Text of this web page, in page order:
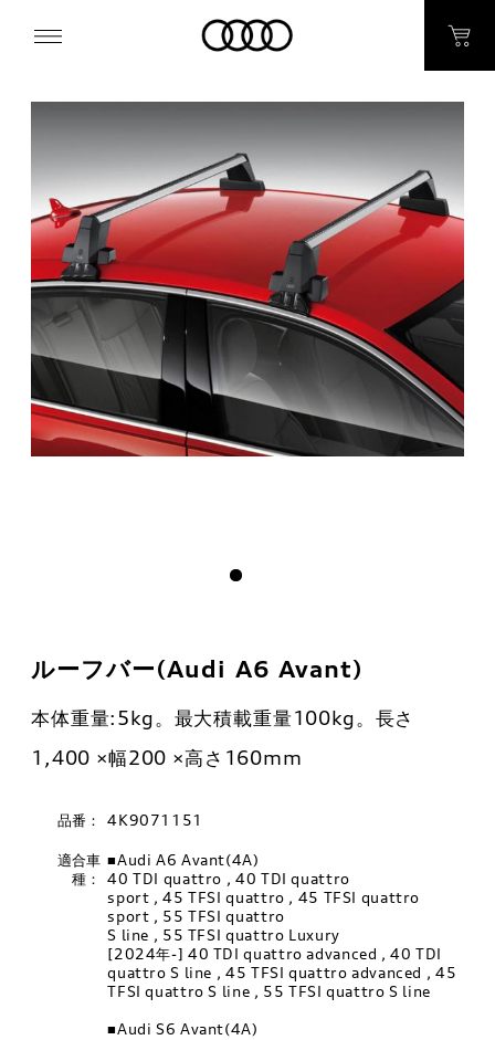
ルーフバー(Audi A6 Avant)
本体重量:5kg。最大積載重量100kg。長さ
1,400 ×幅200 ×高さ160mm
品番： 4K9071151
適合車
種：
■Audi A6 Avant(4A)
40 TDI quattro , 40 TDI quattro
sport , 45 TFSI quattro , 45 TFSI quattro
sport , 55 TFSI quattro
S line , 55 TFSI quattro Luxury
[2024年-] 40 TDI quattro advanced , 40 TDI
quattro S line , 45 TFSI quattro advanced , 45
TFSI quattro S line , 55 TFSI quattro S line
■Audi S6 Avant(4A)